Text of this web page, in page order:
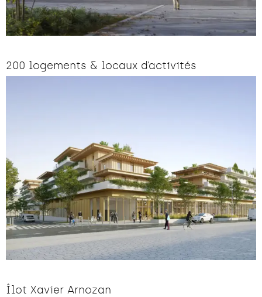
200 logements & locaux d’activités
Îlot Xavier Arnozan